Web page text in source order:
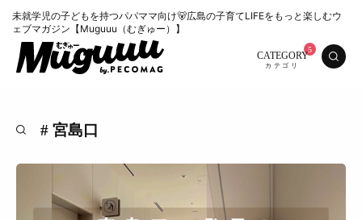
未就学児の子どもを持つパパママ向け🐻広島の子育てLIFEをもっと楽しむウ
ェブマガジン【Muguuu（むぎゅー）】
CATEGORY
特集 くらし
# 宮島口